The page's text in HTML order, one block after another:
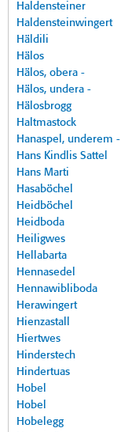
Haldensteiner
Haldensteinwingert
Häldili
Hälos
Hälos, obera -
Hälos, undera -
Hälosbrogg
Haltmastock
Hanaspel, underem -
Hans Kindlis Sattel
Hans Marti
Hasaböchel
Heidböchel
Heidboda
Heiligwes
Hellabarta
Hennasedel
Hennawibliboda
Herawingert
Hienzastall
Hiertwes
Hinderstech
Hindertuas
Hobel
Hobel
Hobelegg